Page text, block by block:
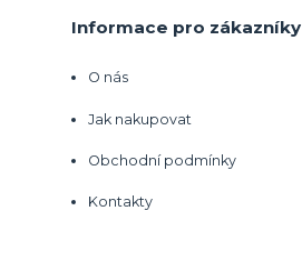
Informace pro zákazníky
O nás
Jak nakupovat
Obchodní podmínky
Kontakty